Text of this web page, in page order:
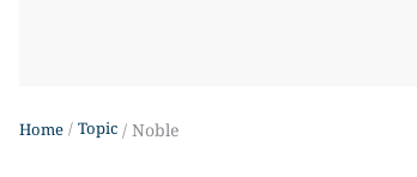
Home Topic Noble